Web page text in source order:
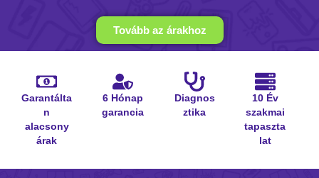
Tovább az árakhoz
Garantálta
n
alacsony
árak
6 Hónap
garancia
Diagnos
ztika
10 Év
szakmai
tapaszta
lat